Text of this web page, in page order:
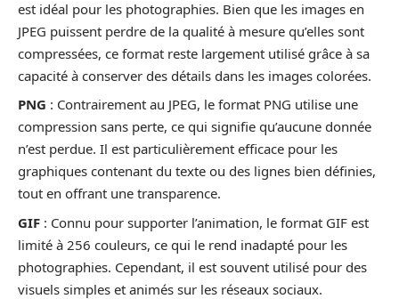
est idéal pour les photographies. Bien que les images en
JPEG puissent perdre de la qualité à mesure qu’elles sont
compressées, ce format reste largement utilisé grâce à sa
capacité à conserver des détails dans les images colorées.
PNG : Contrairement au JPEG, le format PNG utilise une
compression sans perte, ce qui signifie qu’aucune donnée
n’est perdue. Il est particulièrement efficace pour les
graphiques contenant du texte ou des lignes bien définies,
tout en offrant une transparence.
GIF : Connu pour supporter l’animation, le format GIF est
limité à 256 couleurs, ce qui le rend inadapté pour les
photographies. Cependant, il est souvent utilisé pour des
visuels simples et animés sur les réseaux sociaux.